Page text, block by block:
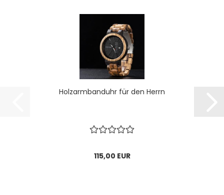
Holzarmbanduhr für den Herrn
115,00 EUR